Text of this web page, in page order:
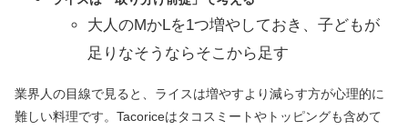
大人のMかLを1つ増やしておき、子どもが
足りなそうならそこから足す
業界人の目線で見ると、ライスは増やすより減らす方が心理的に
難しい料理です。Tacoriceはタコスミートやトッピングも含めて